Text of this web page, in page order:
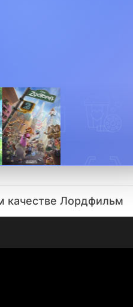
качестве Лордфильм